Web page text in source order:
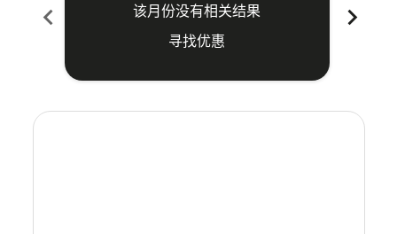
chevron_left
该月份没有相关结果
寻找优惠
chevron_right